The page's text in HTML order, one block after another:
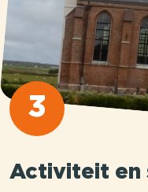
3
Activiteit en